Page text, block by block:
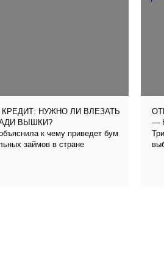
НУЖНО ЛИ ВЛЕЗАТЬ
ВЫШКИ?
к чему приведет бум
займов в стране
—